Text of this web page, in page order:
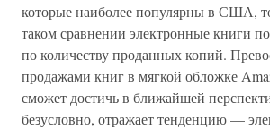
которые наиболее популярны в США,
таком сравнении электронные книги
по количеству проданных копий.
продажами книг в мягкой обложке
сможет достичь в ближайшей
безусловно, отражает тенденцию —